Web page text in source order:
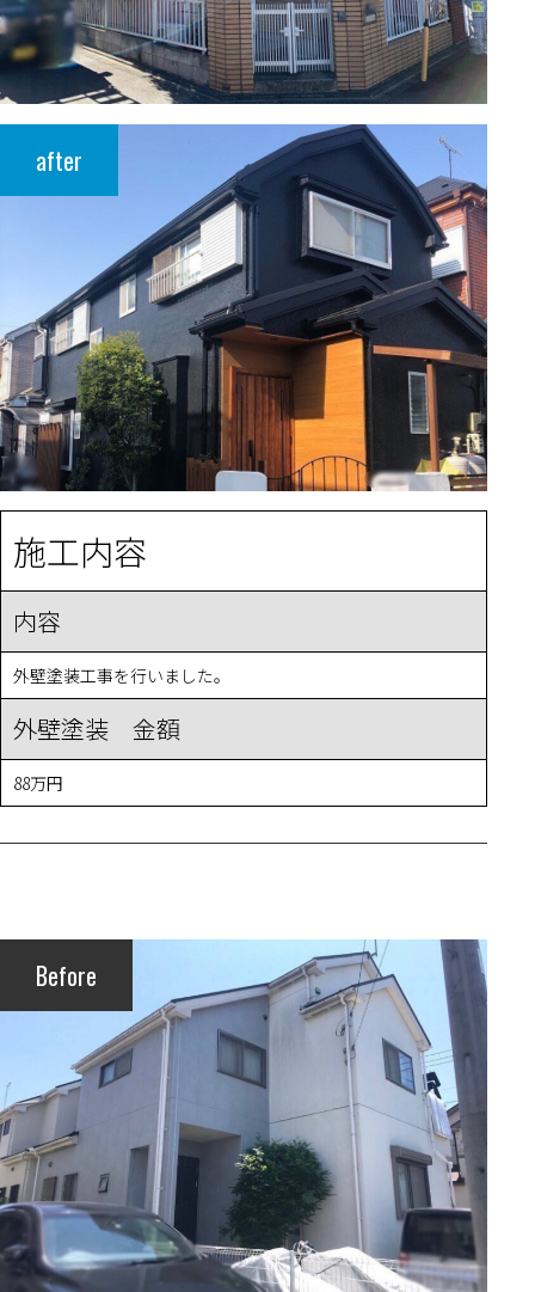
after
施工内容
内容
外壁塗装工事を行いました。
外壁塗装 金額
88万円
Before